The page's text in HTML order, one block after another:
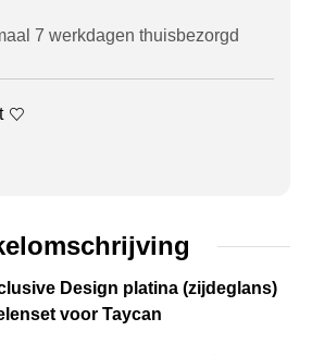
7 werkdagen thuisbezorgd
Design platina (zijdeglans)
voor Taycan